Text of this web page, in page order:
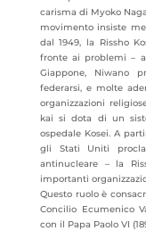
carisma di Myoko
movimento insiste
dal 1949, la Rissho
fronte ai problemi –
Giappone, Niwano
federarsi, e molte
organizzazioni
kai si dota di un
ospedale Kosei. A
gli Stati Uniti
antinucleare – la
importanti
Questo ruolo è
Concilio Ecumenico
con il Papa Paolo VI